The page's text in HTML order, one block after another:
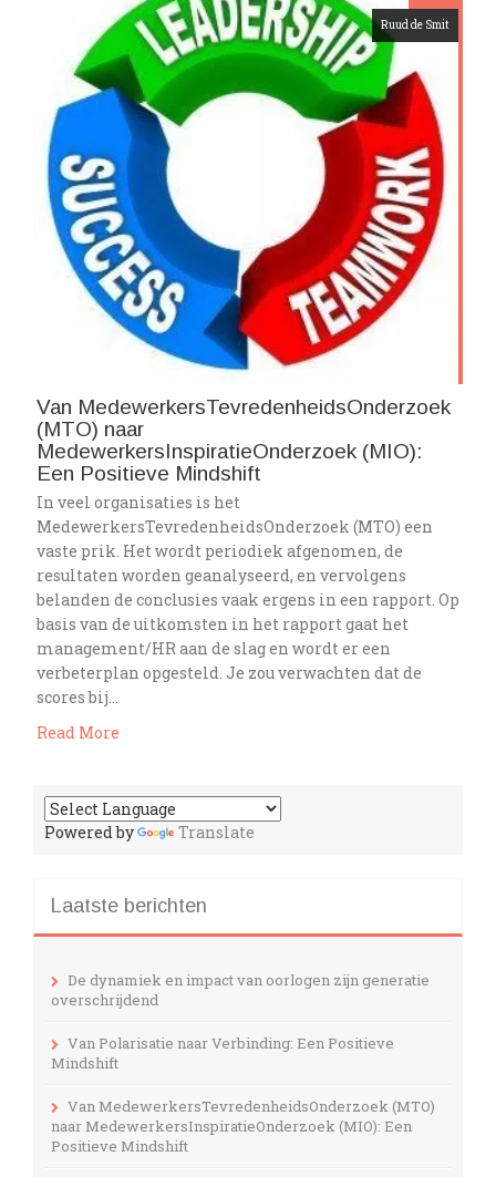
Ruud de Smit
Van MedewerkersTevredenheidsOnderzoek
(MTO) naar
MedewerkersInspiratieOnderzoek (MIO):
Een Positieve Mindshift
In veel organisaties is het
MedewerkersTevredenheidsOnderzoek (MTO) een
vaste prik. Het wordt periodiek afgenomen, de
resultaten worden geanalyseerd, en vervolgens
belanden de conclusies vaak ergens in een rapport. Op
basis van de uitkomsten in het rapport gaat het
management/HR aan de slag en wordt er een
verbeterplan opgesteld. Je zou verwachten dat de
scores bij…
Read More
Powered by Translate
Laatste berichten
De dynamiek en impact van oorlogen zijn generatie
overschrijdend
Van Polarisatie naar Verbinding: Een Positieve
Mindshift
Van MedewerkersTevredenheidsOnderzoek (MTO)
naar MedewerkersInspiratieOnderzoek (MIO): Een
Positieve Mindshift